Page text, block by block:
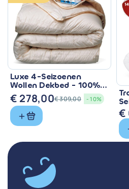
Luxe 4-Seizoenen
Wollen Dekbed - 100%
Zuiver Scheerwol
€309,00
Oorspronkelijke
prijs
€ 309,00.
€ 278,00
Huidige
prijs
€ 278,00.
- 10%
€